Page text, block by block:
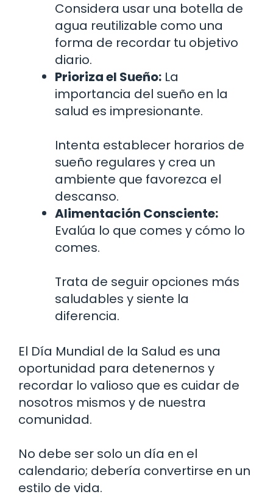
Considera usar una botella de
agua reutilizable como una
forma de recordar tu objetivo
diario.
Prioriza el Sueño: La
importancia del sueño en la
salud es impresionante.
Intenta establecer horarios de
sueño regulares y crea un
ambiente que favorezca el
descanso.
Alimentación Consciente:
Evalúa lo que comes y cómo lo
comes.
Trata de seguir opciones más
saludables y siente la
diferencia.
El Día Mundial de la Salud es una
oportunidad para detenernos y
recordar lo valioso que es cuidar de
nosotros mismos y de nuestra
comunidad.
No debe ser solo un día en el
calendario; debería convertirse en un
estilo de vida.